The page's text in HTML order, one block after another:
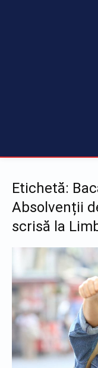
Etichetă:
Absolvenții
scrisă la